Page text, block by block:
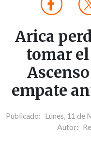
Arica
tomar
empate
Publicado: Lunes, 11 de
Autor: